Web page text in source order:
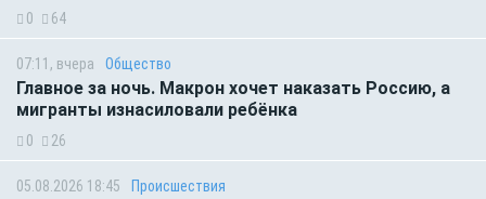
0 64
07:11, вчера Общество
Главное за ночь. Макрон хочет наказать Россию, а
мигранты изнасиловали ребёнка
0 26
05.08.2026 18:45 Происшествия